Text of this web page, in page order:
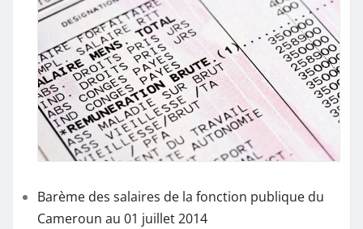
Barème des salaires de la fonction publique du
Cameroun au 01 juillet 2014